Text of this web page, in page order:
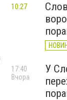
10:27
У
17:40
Вчора